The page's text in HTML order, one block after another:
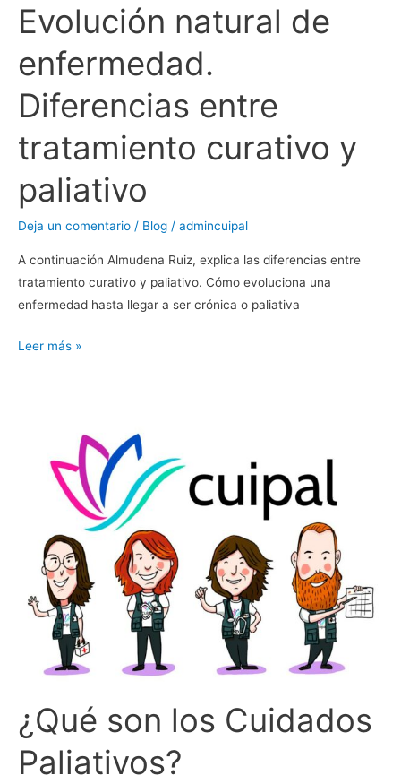
Evolución natural de
enfermedad.
Diferencias entre
tratamiento curativo y
paliativo
Deja un comentario / Blog / admincuipal
A continuación Almudena Ruiz, explica las diferencias entre
tratamiento curativo y paliativo. Cómo evoluciona una
enfermedad hasta llegar a ser crónica o paliativa
Leer más »
¿Qué son los Cuidados
Paliativos?
Cuidados